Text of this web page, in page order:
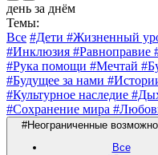
день за днём
Темы:
Все #Дети #Жизненный
#Инклюзия #Равноправие
#Рука помощи #Мечтай
#Будущее за нами
#Культурное наследие
#Сохранение мира
#Неограниченные
Все